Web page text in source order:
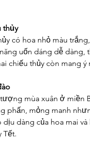
thủy
có hoa nhỏ màu
uốn dáng dễ
chiếu thủy còn mang
mùa xuân ở miền
phấn, mỏng manh
dịu dàng của hoa mai
Tết.